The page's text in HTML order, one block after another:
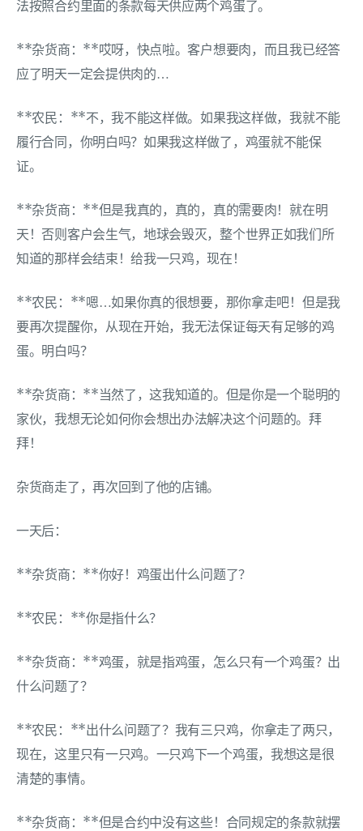
法按照合约里面的条款每天供应两个鸡蛋了。
**杂货商：**哎呀，快点啦。客户想要肉，而且我已经答
应了明天一定会提供肉的…
**农民：**不，我不能这样做。如果我这样做，我就不能
履行合同，你明白吗？如果我这样做了，鸡蛋就不能保
证。
**杂货商：**但是我真的，真的，真的需要肉！就在明
天！否则客户会生气，地球会毁灭，整个世界正如我们所
知道的那样会结束！给我一只鸡，现在！
**农民：**嗯…如果你真的很想要，那你拿走吧！但是我
要再次提醒你，从现在开始，我无法保证每天有足够的鸡
蛋。明白吗？
**杂货商：**当然了，这我知道的。但是你是一个聪明的
家伙，我想无论如何你会想出办法解决这个问题的。拜
拜！
杂货商走了，再次回到了他的店铺。
一天后：
**杂货商：**你好！鸡蛋出什么问题了？
**农民：**你是指什么？
**杂货商：**鸡蛋，就是指鸡蛋，怎么只有一个鸡蛋？出
什么问题了？
**农民：**出什么问题了？我有三只鸡，你拿走了两只，
现在，这里只有一只鸡。一只鸡下一个鸡蛋，我想这是很
清楚的事情。
**杂货商：**但是合约中没有这些！合同规定的条款就摆